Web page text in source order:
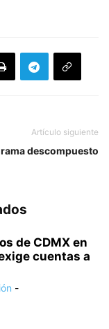
Artículo siguiente
descompuesto
de CDMX en
cuentas a
-